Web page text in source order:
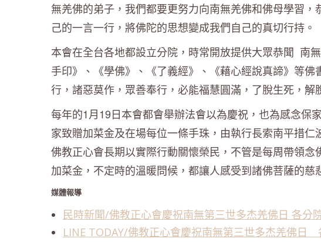
無羌佛的弟子，我們都要更努力向南無羌佛和佛母學習
己的一言一行，將佛陀的思想變成我們自己的真切行持。
本會在全台各地都設立分院，時常開放提供大眾恭聞 南
手印》、《學佛》、《了義經》、《藉心經說真諦》等
行，諸惡莫作，眾善奉行，必能福慧圓滿，了脫生死，解
每年的1月19日本會都會舉辦法會以為慶祝，也為感念保
家致贈加菜金及在場每位一條手珠，由執行長索南平措
佛教正心會長期以實際行動關懷榮民，不管是每周帶領
加菜金，不定時的溫暖問候，都讓人感受到諸佛菩薩的慈
媒體報導
民時新聞/佛教正心會慶祝南無第三世多杰羌佛日 各分
LINE TODAY/佛教正心會慶祝南無第三世多杰羌佛日